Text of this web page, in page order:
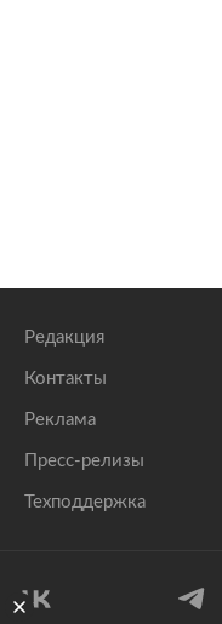
Редакция
Контакты
Реклама
Пресс-релизы
Техподдержка